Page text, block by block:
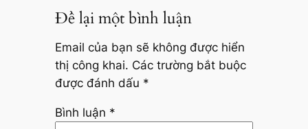
Để lại một bình luận
Email của bạn sẽ không được hiển
thị công khai. Các trường bắt buộc
được đánh dấu *
Bình luận *